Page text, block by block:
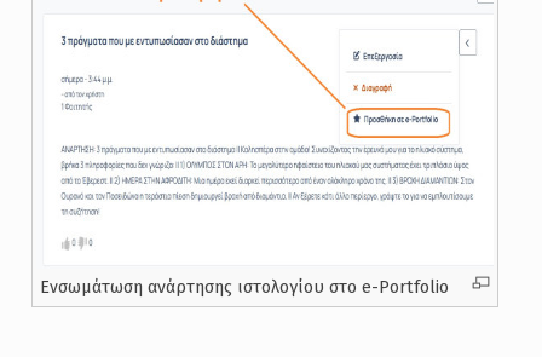
Ενσωμάτωση ανάρτησης ιστολογίου στο e-Portfolio